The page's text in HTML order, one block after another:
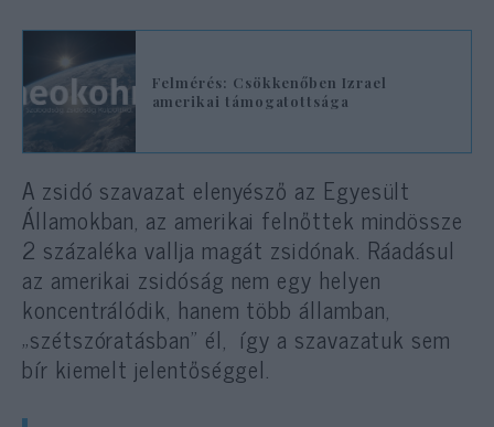
Felmérés: Csökkenőben Izrael
amerikai támogatottsága
A zsidó szavazat elenyésző az Egyesült
Államokban, az amerikai felnőttek mindössze
2 százaléka vallja magát zsidónak. Ráadásul
az amerikai zsidóság nem egy helyen
koncentrálódik, hanem több államban,
„szétszóratásban” él, így a szavazatuk sem
bír kiemelt jelentőséggel.